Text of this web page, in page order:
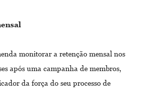
monitorar a retenção mensal nos
após uma campanha de membros,
da força do seu processo de